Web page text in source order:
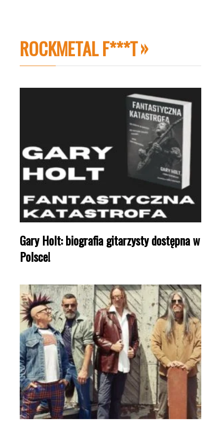
ROCKMETAL F***T
Gary Holt: biografia gitarzysty dostępna w
Polsce!